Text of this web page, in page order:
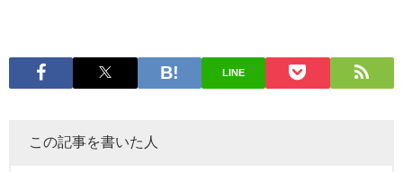
LINE
この記事を書いた人